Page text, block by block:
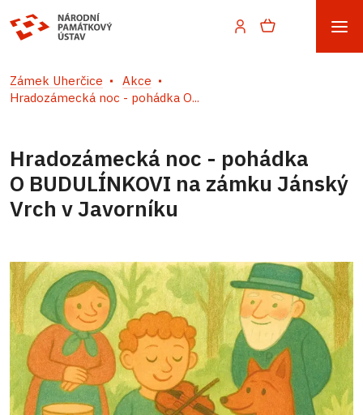
Zámek Uherčice
Akce
Hradozámecká noc - pohádka O...
Hradozámecká noc - pohádka
O BUDULÍNKOVI na zámku Jánský
Vrch v Javorníku